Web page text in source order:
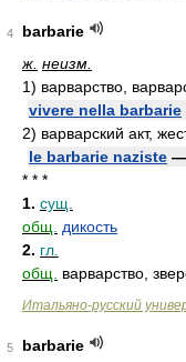
4
barbarie
ж. неизм.
1) варварство,
vivere nella barbarie
2) варварский акт,
le barbarie naziste —
* * *
1. сущ.
общ.
дикость
2. гл.
общ.
варварство,
Итальяно-русский
5
barbarie